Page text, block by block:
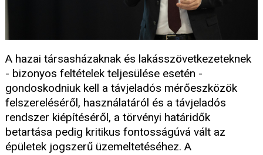
A hazai társasházaknak és lakásszövetkezeteknek
- bizonyos feltételek teljesülése esetén -
gondoskodniuk kell a távjeladós mérőeszközök
felszereléséről, használatáról és a távjeladós
rendszer kiépítéséről, a törvényi határidők
betartása pedig kritikus fontosságúvá vált az
épületek jogszerű üzemeltetéséhez. A